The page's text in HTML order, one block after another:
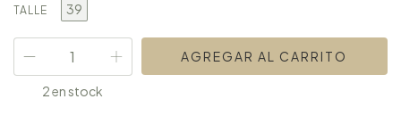
TALLE 39
2en stock